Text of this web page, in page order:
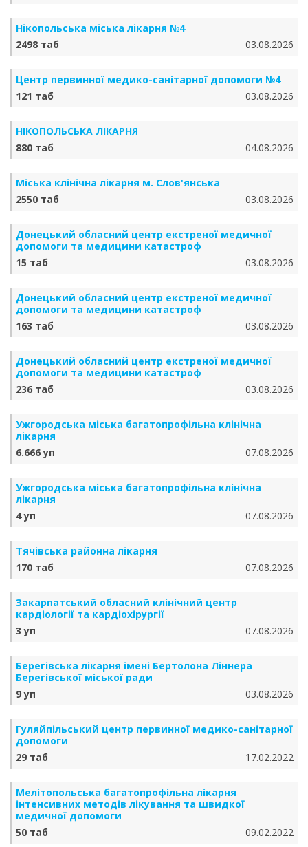
Нікопольська міська лікарня №4
2498 таб
03.08.2026
Центр первинної медико-санітарної допомоги №4
121 таб
03.08.2026
НІКОПОЛЬСЬКА ЛІКАРНЯ
880 таб
04.08.2026
Міська клінічна лікарня м. Слов'янська
2550 таб
03.08.2026
Донецький обласний центр екстреної медичної
допомоги та медицини катастроф
15 таб
03.08.2026
Донецький обласний центр екстреної медичної
допомоги та медицини катастроф
163 таб
03.08.2026
Донецький обласний центр екстреної медичної
допомоги та медицини катастроф
236 таб
03.08.2026
Ужгородська міська багатопрофільна клінічна
лікарня
6.666 уп
07.08.2026
Ужгородська міська багатопрофільна клінічна
лікарня
4 уп
07.08.2026
Тячівська районна лікарня
170 таб
07.08.2026
Закарпатський обласний клінічний центр
кардіології та кардіохірургії
3 уп
07.08.2026
Берегівська лікарня імені Бертолона Ліннера
Берегівської міської ради
9 уп
03.08.2026
Гуляйпільський центр первинної медико-санітарної
допомоги
29 таб
17.02.2022
Мелітопольська багатопрофільна лікарня
інтенсивних методів лікування та швидкої
медичної допомоги
50 таб
09.02.2022